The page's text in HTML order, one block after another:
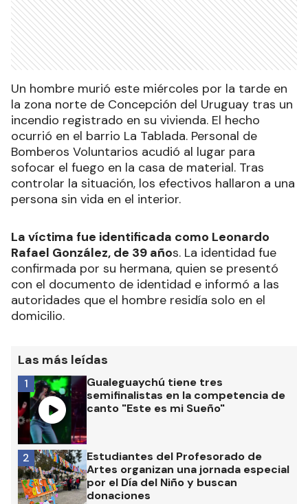
Un hombre murió este miércoles por la tarde en
la zona norte de Concepción del Uruguay tras un
incendio registrado en su vivienda. El hecho
ocurrió en el barrio La Tablada. Personal de
Bomberos Voluntarios acudió al lugar para
sofocar el fuego en la casa de material. Tras
controlar la situación, los efectivos hallaron a una
persona sin vida en el interior.
La víctima fue identificada como Leonardo
Rafael González, de 39 años. La identidad fue
confirmada por su hermana, quien se presentó
con el documento de identidad e informó a las
autoridades que el hombre residía solo en el
domicilio.
Las más leídas
Gualeguaychú tiene tres
semifinalistas en la competencia de
canto "Este es mi Sueño"
1
Estudiantes del Profesorado de
Artes organizan una jornada especial
por el Día del Niño y buscan
donaciones
2